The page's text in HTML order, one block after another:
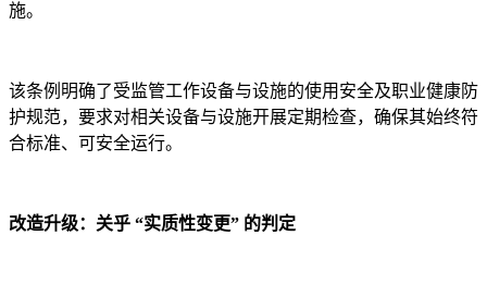
施。
该条例明确了受监管工作设备与设施的使用安全及职业健康防
护规范，要求对相关设备与设施开展定期检查，确保其始终符
合标准、可安全运行。
改造升级：关乎 “实质性变更” 的判定